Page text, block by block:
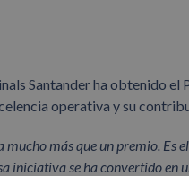
Santander ha obtenido el
operativa y su
mucho más que un premio.
iniciativa se ha convertido